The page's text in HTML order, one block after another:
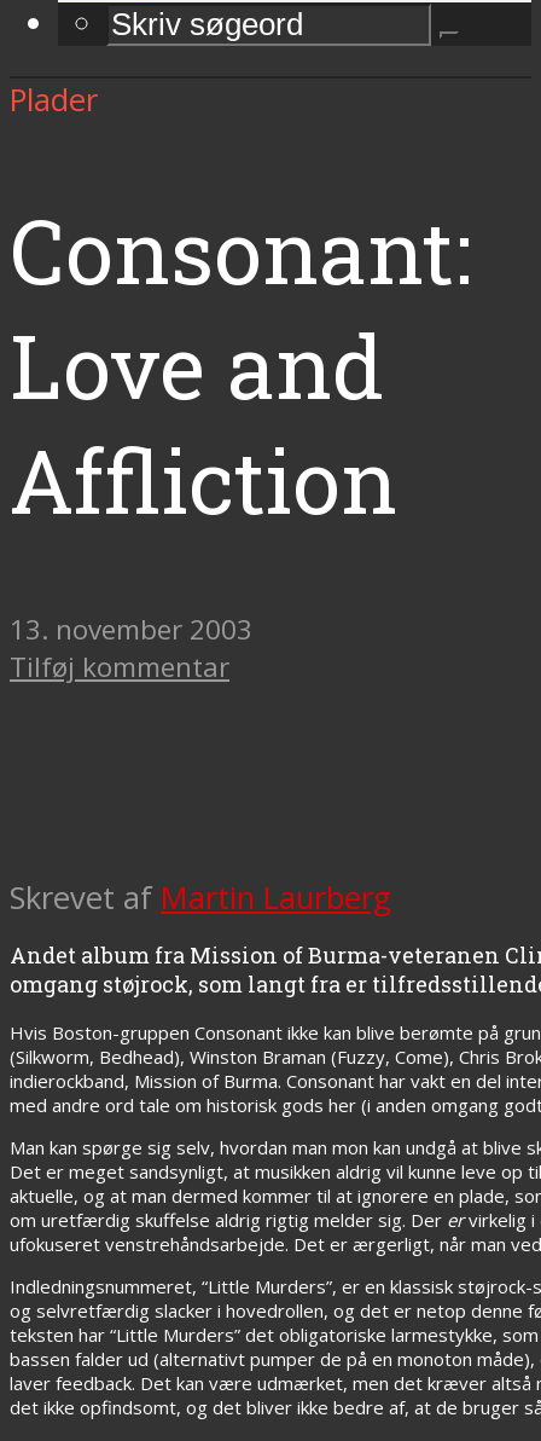
Plader
Consonant:
Love and
Affliction
13. november 2003
Tilføj kommentar
Skrevet af Martin Laurberg
Andet album fra Mission of Burma-veteranen
omgang støjrock, som langt fra er
Hvis Boston-gruppen Consonant ikke kan blive berømte på
(Silkworm, Bedhead), Winston Braman (Fuzzy, Come), Chris
indierockband, Mission of Burma. Consonant har vakt en del
med andre ord tale om historisk gods her (i anden omgang
Man kan spørge sig selv, hvordan man mon kan undgå at
Det er meget sandsynligt, at musikken aldrig vil kunne leve
aktuelle, og at man dermed kommer til at ignorere en plade,
om uretfærdig skuffelse aldrig rigtig melder sig. Der ervirkelig i
ufokuseret venstrehåndsarbejde. Det er ærgerligt, når man
Indledningsnummeret, “Little Murders”, er en klassisk
og selvretfærdig slacker i hovedrollen, og det er netop denne
teksten har “Little Murders” det obligatoriske larmestykke,
bassen falder ud (alternativt pumper de på en monoton
laver feedback. Det kan være udmærket, men det kræver altså
det ikke opfindsomt, og det bliver ikke bedre af, at de bruger